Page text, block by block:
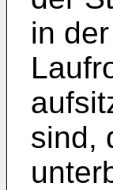
in
sind,